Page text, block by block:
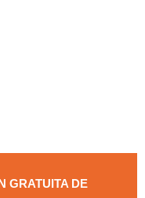
GRATUITA DE